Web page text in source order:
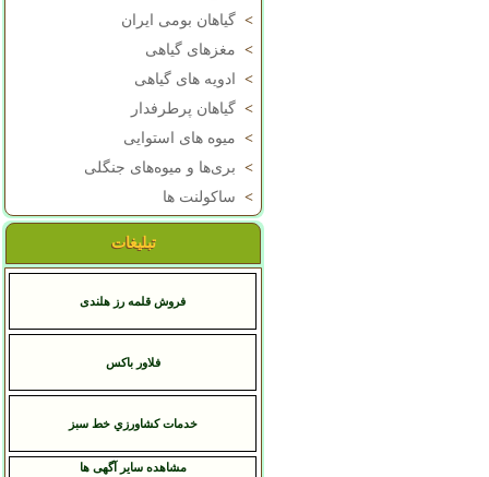
> گیاهان بومی ایران
> مغزهای گیاهی
>
ادویه های گیاهی
> گیاهان پرطرفدار
> میوه های استوایی
> بری‌ها و میوه‌های جنگلی
> ساکولنت ها
تبلیغات
فروش قلمه رز هلندی
فلاور باکس
خدمات کشاورزي خط سبز
مشاهده سایر آگهی ها